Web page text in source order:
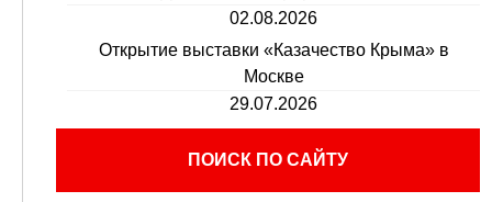
02.08.2026
Открытие выставки «Казачество Крыма» в
Москве
29.07.2026
ПОИСК ПО САЙТУ